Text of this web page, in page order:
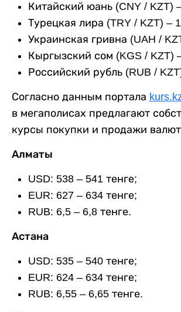
Китайский юань (CNY / KZT)
Турецкая лира (TRY / KZT) –
Украинская гривна (UAH /
Кыргызский сом (KGS / KZT)
Российский рубль (RUB /
Согласно данным портала
в мегаполисах предлагают
курсы покупки и продажи
Алматы
USD: 538 – 541 тенге;
EUR: 627 – 634 тенге;
RUB: 6,5 – 6,8 тенге.
Астана
USD: 535 – 540 тенге;
EUR: 624 – 634 тенге;
RUB: 6,55 – 6,65 тенге.